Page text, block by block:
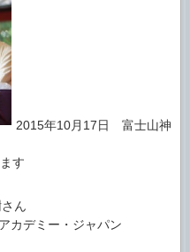
2015年10月17日 富士山神
す
ん
カデミー・ジャパン